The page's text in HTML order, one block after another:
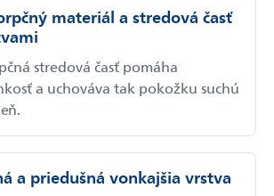
materiál a stredová časť
stredová časť pomáha
a uchováva tak pokožku suchú
a priedušná vonkajšia vrstva